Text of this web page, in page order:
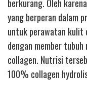
berkurang. Oleh
yang berperan dalam
untuk perawatan kulit
dengan member
collagen. Nutrisi
100% collagen